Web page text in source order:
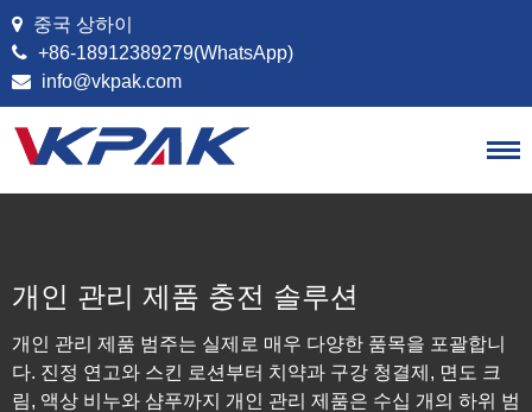
콘텐츠로 건너뛰기
중국 상하이
+86-18912389279(WhatsApp)
info@vkpak.com
개인 관리 제품 충전 솔루션
개인 관리 제품 범주는 실제로 매우 다양한 품목을 포괄합니
다. 진정 연고와 스킨 로션부터 치약과 구강 청결제, 면도 크
림, 액상 비누와 샴푸까지 개인 관리 제품은 수십 개의 하위 범